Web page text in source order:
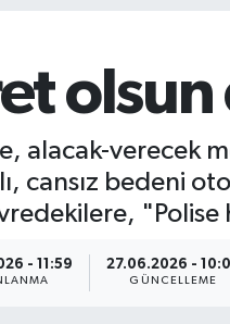
alacak-verecek
cansız bedeni
- 11:59 27.06.2026 -
GÜNCELLEME